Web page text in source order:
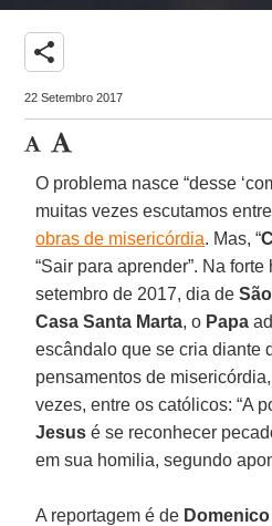
share
22 Setembro 2017
O problema nasce “desse
muitas vezes escutamos
obras de misericórdia. Mas, “
“Sair para aprender”. Na
setembro de 2017, dia de
Casa Santa Marta, o Papa
escândalo que se cria diante
pensamentos de
vezes, entre os católicos: “A
Jesus é se reconhecer
em sua homilia, segundo
A reportagem é de